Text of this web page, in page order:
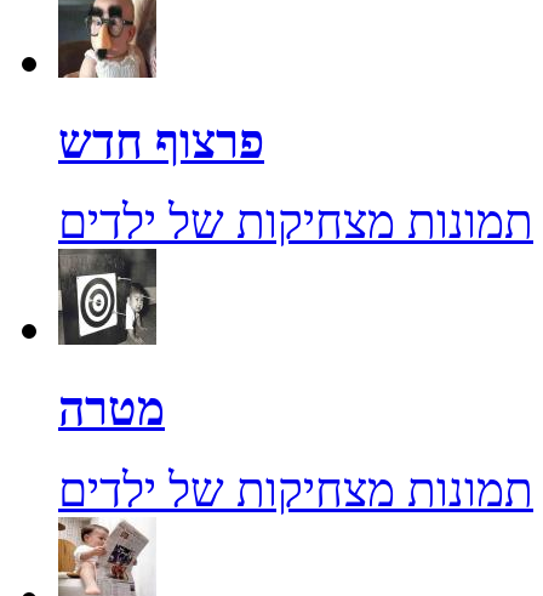
פרצוף חדש
תמונות מצחיקות של ילדים
מטרה
תמונות מצחיקות של ילדים